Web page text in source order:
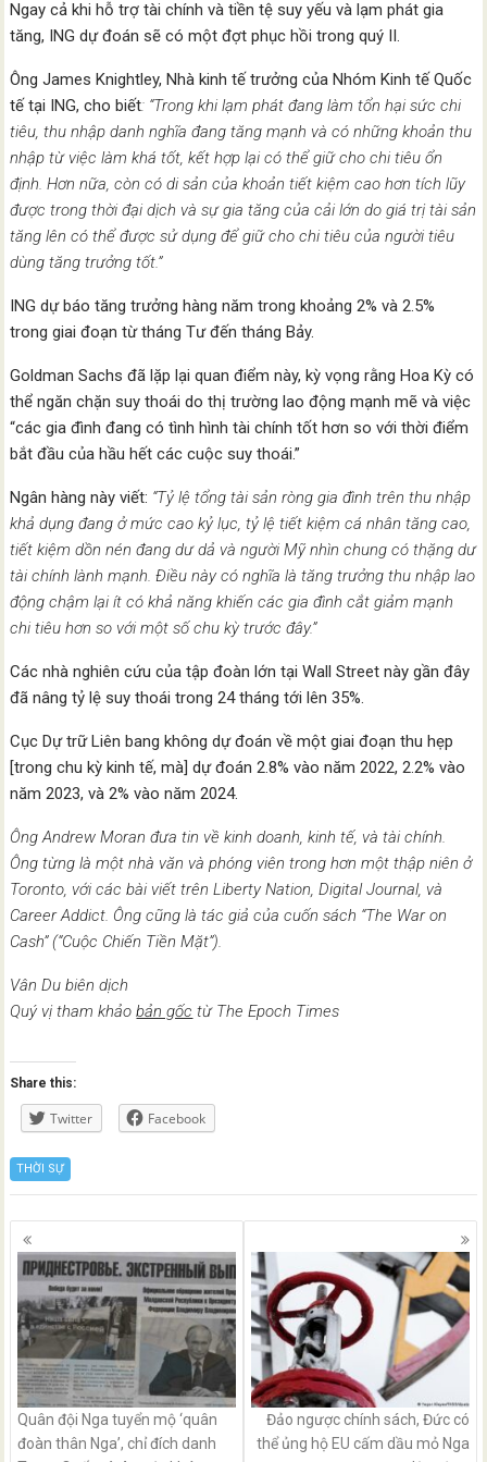
Ngay cả khi hỗ trợ tài chính và tiền tệ suy yếu và lạm phát gia
tăng, ING dự đoán sẽ có một đợt phục hồi trong quý II.
Ông James Knightley, Nhà kinh tế trưởng của Nhóm Kinh tế Quốc
tế tại ING, cho biết: “Trong khi lạm phát đang làm tổn hại sức chi
tiêu, thu nhập danh nghĩa đang tăng mạnh và có những khoản thu
nhập từ việc làm khá tốt, kết hợp lại có thể giữ cho chi tiêu ổn
định. Hơn nữa, còn có di sản của khoản tiết kiệm cao hơn tích lũy
được trong thời đại dịch và sự gia tăng của cải lớn do giá trị tài sản
tăng lên có thể được sử dụng để giữ cho chi tiêu của người tiêu
dùng tăng trưởng tốt.”
ING dự báo tăng trưởng hàng năm trong khoảng 2% và 2.5%
trong giai đoạn từ tháng Tư đến tháng Bảy.
Goldman Sachs đã lặp lại quan điểm này, kỳ vọng rằng Hoa Kỳ có
thể ngăn chặn suy thoái do thị trường lao động mạnh mẽ và việc
“các gia đình đang có tình hình tài chính tốt hơn so với thời điểm
bắt đầu của hầu hết các cuộc suy thoái.”
Ngân hàng này viết: “Tỷ lệ tổng tài sản ròng gia đình trên thu nhập
khả dụng đang ở mức cao kỷ lục, tỷ lệ tiết kiệm cá nhân tăng cao,
tiết kiệm dồn nén đang dư dả và người Mỹ nhìn chung có thặng dư
tài chính lành mạnh. Điều này có nghĩa là tăng trưởng thu nhập lao
động chậm lại ít có khả năng khiến các gia đình cắt giảm mạnh
chi tiêu hơn so với một số chu kỳ trước đây.”
Các nhà nghiên cứu của tập đoàn lớn tại Wall Street này gần đây
đã nâng tỷ lệ suy thoái trong 24 tháng tới lên 35%.
Cục Dự trữ Liên bang không dự đoán về một giai đoạn thu hẹp
[trong chu kỳ kinh tế, mà] dự đoán 2.8% vào năm 2022, 2.2% vào
năm 2023, và 2% vào năm 2024.
Ông Andrew Moran đưa tin về kinh doanh, kinh tế, và tài chính.
Ông từng là một nhà văn và phóng viên trong hơn một thập niên ở
Toronto, với các bài viết trên Liberty Nation, Digital Journal, và
Career Addict. Ông cũng là tác giả của cuốn sách “The War on
Cash” (“Cuộc Chiến Tiền Mặt”).
Vân Du biên dịch
Quý vị tham khảobản gốc từ The Epoch Times
Share this:
Twitter Facebook
THỜI SỰ
Posts
navigation
Quân đội Nga tuyển mộ ‘quân
đoàn thân Nga’, chỉ đích danh
Đảo ngược chính sách, Đức có
thể ủng hộ EU cấm dầu mỏ Nga